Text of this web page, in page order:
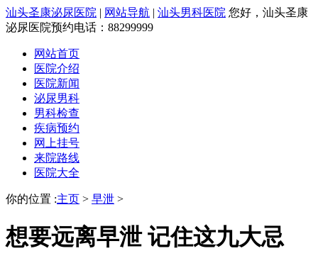
汕头圣康泌尿医院 | 网站导航 | 汕头男科医院 您好，汕头圣康
泌尿医院预约电话：88299999
网站首页
医院介绍
医院新闻
泌尿男科
男科检查
疾病预约
网上挂号
来院路线
医院大全
你的位置 :主页 > 早泄 >
想要远离早泄 记住这九大忌